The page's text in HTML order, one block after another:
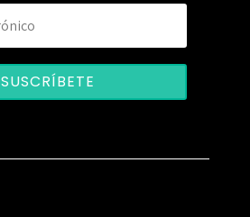
SUSCRÍBETE